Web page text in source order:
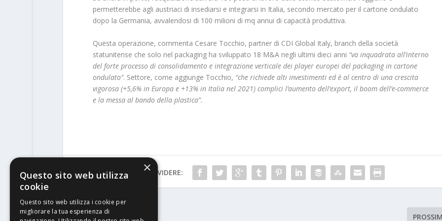
permetterebbe agli austriaci di insediarsi e integrarsi in Italia, secondo mercato per il cartone ondulato
dopo la Germania, avvalendosi di 100 milioni di mq annui di capacità produttiva.
Questa operazione, commenta Cesare Tocchio, partner di CDI Global Italy, branch della società
statunitense che solo nel packaging ha sviluppato 18 M&A negli ultimi dieci anni “va inquadrata all’interno
del forte processo di consolidamento e integrazione verticale dei player europei del packaging in cartone
ondulato”. Settore, come aggiunge Tocchio, “che richiede alti investimenti ed è al centro di una crescita
vigorosa (+5,6% in Europa e +13% in Italia nel 2021) complici l’aumento dell’export, il boom dell’e-commerce
e la messa al bando della plastica”.
CONDIVIDERE:
PRECEDENTE
×
Questo sito web utilizza
cookie
Questo sito web utilizza i cookie per
migliorare la tua esperienza di